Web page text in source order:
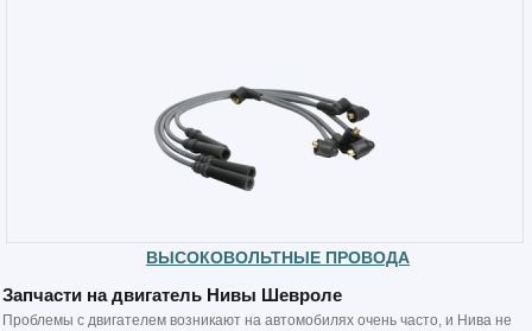
ВЫСОКОВОЛЬТНЫЕ ПРОВОДА
Запчасти на двигатель Нивы Шевроле
Проблемы с двигателем возникают на автомобилях очень часто, и Нива не